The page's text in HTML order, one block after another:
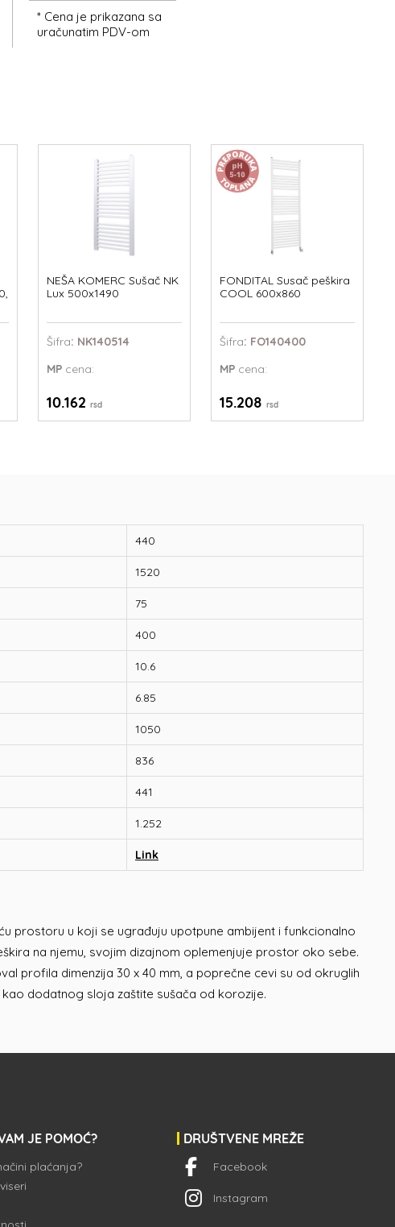
* Cena je prikazana sa
uračunatim PDV-om
NEŠA KOMERC Sušač NK
Lux 500x1490
Šifra: NK140514
MPcena:
10.162 rsd
FONDITAL Susač peškira
COOL 600x860
Šifra: FO140400
MP cena:
15.208rsd
440
1520
75
400
10.6
6.85
1050
836
441
1.252
Link
prostoru u koji se ugrađuju upotpune ambijent i funkcionalno
na njemu, svojim dizajnom oplemenjuje prostor oko sebe.
profila dimenzija 30 x 40 mm, a poprečne cevi su od okruglih
dodatnog sloja zaštite sušača od korozije.
JE POMOĆ?
plaćanja?
DRUŠTVENE MREŽE
Facebook
Instagram